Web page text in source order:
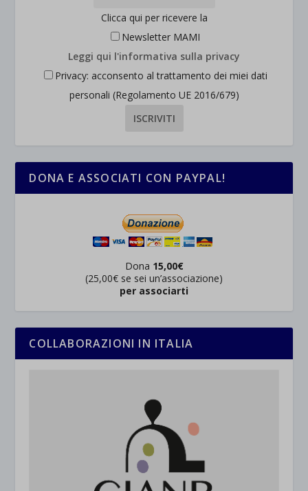
Clicca qui per ricevere la
Newsletter MAMI
Leggi qui l'informativa sulla privacy
Privacy: acconsento al trattamento dei miei dati
personali (Regolamento UE 2016/679)
DONA E ASSOCIATI CON PAYPAL!
Dona 15,00€
(25,00€ se sei un’associazione)
per associarti
COLLABORAZIONI IN ITALIA